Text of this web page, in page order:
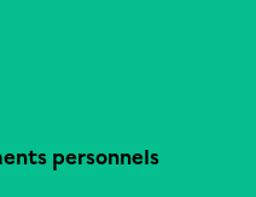
personnels